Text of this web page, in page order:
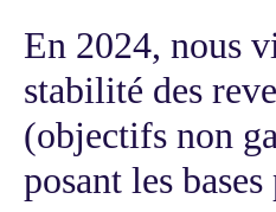
En 2024, nous
stabilité des
(objectifs non
posant les